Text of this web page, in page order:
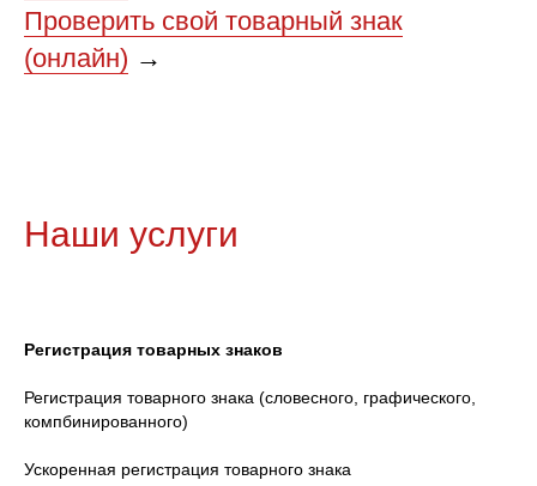
Проверить свой товарный знак
(онлайн) →
Наши услуги
Регистрация товарных знаков
Регистрация товарного знака (словесного, графического,
компбинированного)
Ускоренная регистрация товарного знака